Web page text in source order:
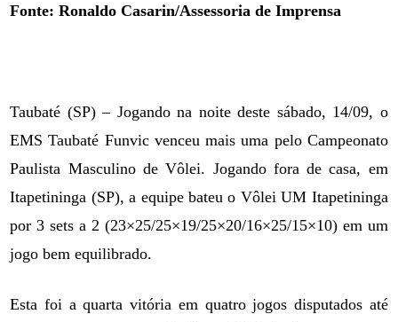
Fonte: Ronaldo Casarin/Assessoria de Imprensa
Taubaté (SP) – Jogando na noite deste sábado, 14/09, o
EMS Taubaté Funvic venceu mais uma pelo Campeonato
Paulista Masculino de Vôlei. Jogando fora de casa, em
Itapetininga (SP), a equipe bateu o Vôlei UM Itapetininga
por 3 sets a 2 (23×25/25×19/25×20/16×25/15×10) em um
jogo bem equilibrado.
Esta foi a quarta vitória em quatro jogos disputados até